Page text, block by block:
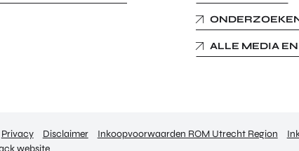
ALLE MEDIA
Privacy Disclaimer Inkoopvoorwaarden ROM Utrecht Region
website